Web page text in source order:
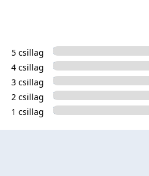
5 csillag
4 csillag
3 csillag
2 csillag
1 csillag